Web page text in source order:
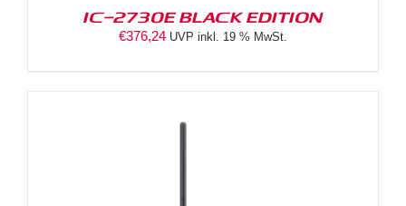
IC-2730E BLACK EDITION
€376,24 UVP inkl. 19 % MwSt.